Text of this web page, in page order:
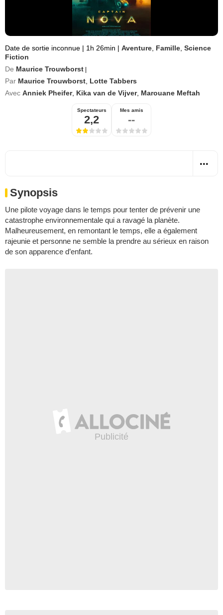
Date de sortie inconnue | 1h 26min | Aventure Famille Science
Fiction
De Maurice Trouwborst
Par Maurice Trouwborst Lotte Tabbers
Avec Anniek Pheifer, Kika van de Vijver, Marouane Meftah
Spectateurs
2,2
Mes amis
--
Synopsis
Une pilote voyage dans le temps pour tenter de prévenir une
catastrophe environnementale qui a ravagé la planète.
Malheureusement, en remontant le temps, elle a également
rajeunie et personne ne semble la prendre au sérieux en raison
de son apparence d’enfant.